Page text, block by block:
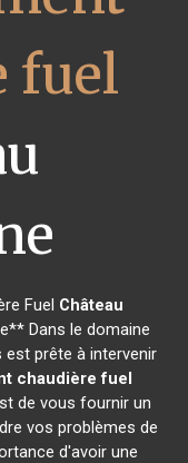
fuel
Fuel Château
Dans le domaine
est prête à intervenir
chaudière fuel
de vous fournir un
vos problèmes de
d'avoir une